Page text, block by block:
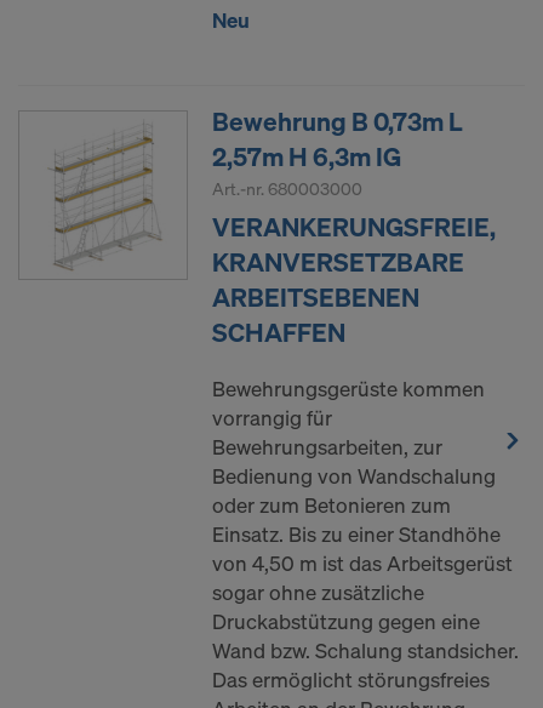
Neu
Bewehrung B 0,73m L
2,57m H 6,3m IG
Art.-nr. 680003000
VERANKERUNGSFREIE,
KRANVERSETZBARE
ARBEITSEBENEN
SCHAFFEN
Bewehrungsgerüste kommen
vorrangig für
Bewehrungsarbeiten, zur
Bedienung von Wandschalung
oder zum Betonieren zum
Einsatz. Bis zu einer Standhöhe
von 4,50 m ist das Arbeitsgerüst
sogar ohne zusätzliche
Druckabstützung gegen eine
Wand bzw. Schalung standsicher.
Das ermöglicht störungsfreies